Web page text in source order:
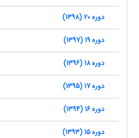
دوره 20 (1398)
دوره 19 (1397)
دوره 18 (1396)
دوره 17 (1395)
دوره 16 (1394)
دوره 15 (1393)